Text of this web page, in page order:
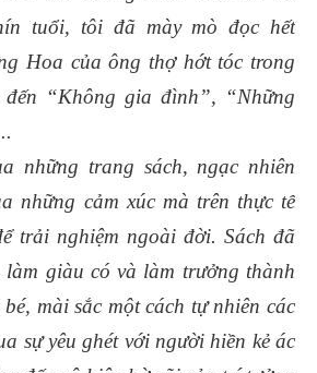
tuổi, tôi đã mày mò đọc hết
Hoa của ông thợ hớt tóc trong
“Không gia đình”, “Những
những trang sách, ngạc nhiên
những cảm xúc mà trên thực tế
trải nghiệm ngoài đời. Sách đã
giàu có và làm trưởng thành
mài sắc một cách tự nhiên các
sự yêu ghét với người hiền kẻ ác